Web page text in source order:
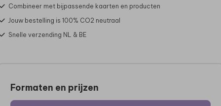
Combineer met bijpassende kaarten en producten
Jouw bestelling is 100% CO2 neutraal
Snelle verzending NL & BE
Formaten en prijzen